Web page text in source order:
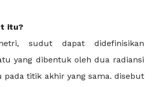
itu?
sudut dapat didefinisikan
yang dibentuk oleh dua radiansi
pada titik akhir yang sama. disebut